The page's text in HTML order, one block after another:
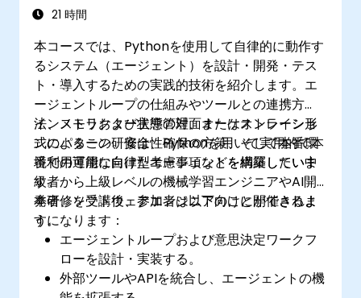
21 時間
本コースでは、Pythonを使用して自律的に動作す
るシステム（エージェント）を設計・開発・テス
ト・導入するための実践的技術を紹介します。エ
ージェントループの仕組みやツールとの連携方
法、メモリおよび状態管理、オーケストレーショ
ンのパターン、安全性確保の方策、そして本番環
境での運用に向けた考慮事項などを網羅していま
す。
インストラクター主導の対面またはオンライン形
式によるこの研修は、Pythonを用いて実用的で本
番利用可能な自律型エージェントを構築したい中
級者から上級レベルの機械学習エンジニアやAI開
発者、ソフトウェアエンジニア向けに開催されま
す。
本研修を受講後、参加者は以下のことができるよ
うになります：
エージェントループおよび意思決定ワークフ
ローを設計・実装する。
外部ツールやAPIを統合し、エージェントの機